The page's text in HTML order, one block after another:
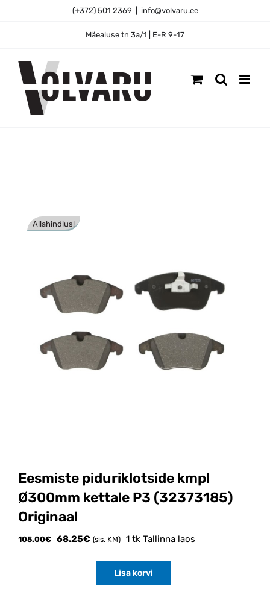
(+372) 501 2369 info@volvaru.ee
Mäealuse tn 3a/1 | E-R 9-17
Allahindlus!
Eesmiste piduriklotside kmpl
Ø300mm kettale P3 (32373185)
Originaal
105.00€ Algne
68.25€ Current
is:
68.25€.
(sis. KM) 1 tk Tallinna laos
Lisa korvi